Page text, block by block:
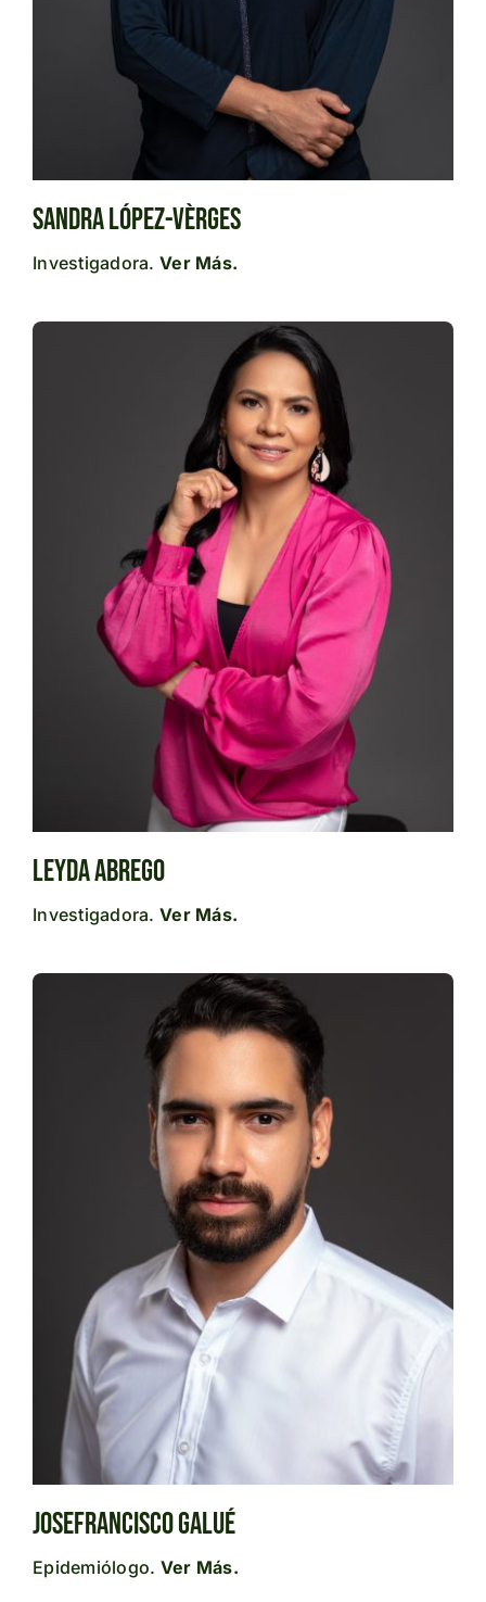
Sandra López-Vèrges
Investigadora.Ver Más.
Leyda ABREGO
Investigadora.Ver Más.
Josefrancisco Galué
Epidemiólogo. Ver Más.